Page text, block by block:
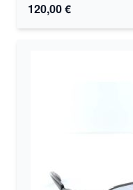
120,00 €